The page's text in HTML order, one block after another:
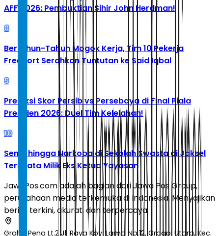
AFF 2026: Pembuktian Sihir John Herdman!
8
Bertahun-Tahun Mogok Kerja, Tim 10 Pekerja
Freeport Serahkan Tuntutan ke Said Iqbal
9
Prediksi Skor Persib vs Persebaya di Final Piala
Presiden 2026: Duel Tim Kelelahan!
10
Senpi hingga Narkoba di Sekolah Swasta di Jaksel
Ternyata Milik Eks Ketua Yayasan
JawaPos.com adalah bagian dari Jawa Pos Group,
perusahaan media terkemuka di Indonesia. Menyajikan
berita terkini, akurat, dan terpercaya.
Graha Pena Lt.2 Jl. Raya Kby. Lama No.12, Grogol Utara, Kec.